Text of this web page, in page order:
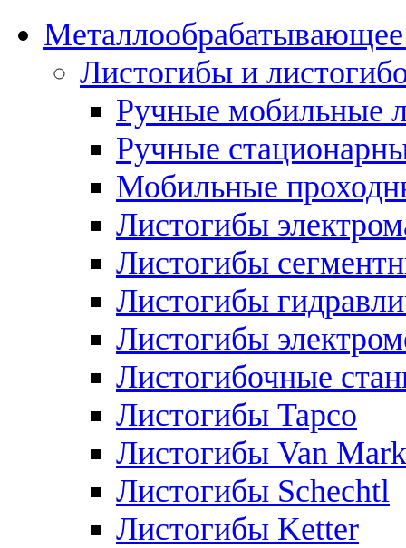
Металлообрабатывающее
Листогибы и
Ручные мобильные
Ручные
Мобильные
Листогибы
Листогибы
Листогибы
Листогибы
Листогибочные
Листогибы Tapco
Листогибы Van Mark
Листогибы Schechtl
Листогибы Ketter